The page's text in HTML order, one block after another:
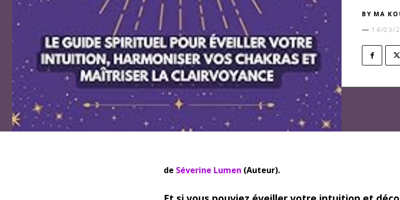
BY MA
14/03/
de Séverine Lumen (Auteur).